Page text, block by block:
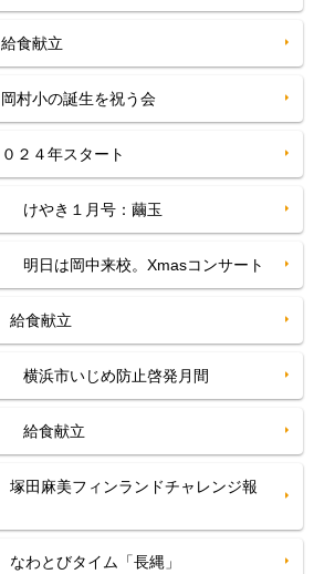
食献立
村小の誕生を祝う会
２４年スタート
けやき１月号：繭玉
明日は岡中来校。Xmasコンサート
給食献立
横浜市いじめ防止啓発月間
給食献立
田麻美フィンランドチャレンジ報
わとびタイム「長縄」